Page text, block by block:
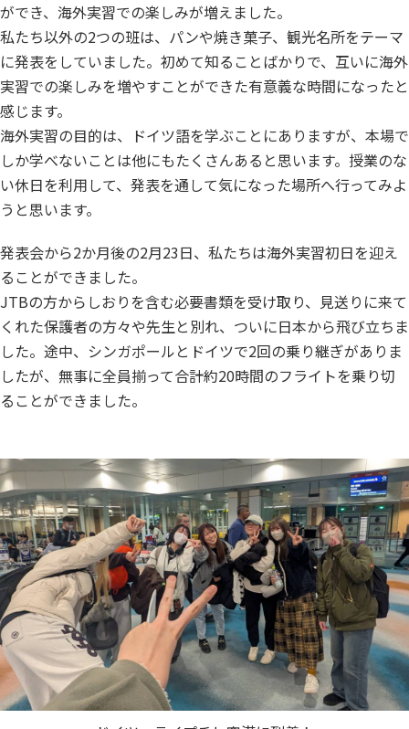
ができ、海外実習での楽しみが増えました。
私たち以外の2つの班は、パンや焼き菓子、観光名所をテーマ
に発表をしていました。初めて知ることばかりで、互いに海外
実習での楽しみを増やすことができた有意義な時間になったと
感じます。
海外実習の目的は、ドイツ語を学ぶことにありますが、本場で
しか学べないことは他にもたくさんあると思います。授業のな
い休日を利用して、発表を通して気になった場所へ行ってみよ
うと思います。
発表会から2か月後の2月23日、私たちは海外実習初日を迎え
ることができました。
JTBの方からしおりを含む必要書類を受け取り、見送りに来て
くれた保護者の方々や先生と別れ、ついに日本から飛び立ちま
した。途中、シンガポールとドイツで2回の乗り継ぎがありま
したが、無事に全員揃って合計約20時間のフライトを乗り切
ることができました。